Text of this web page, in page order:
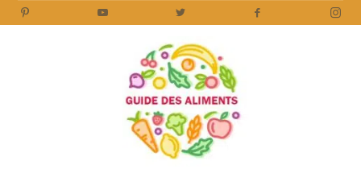
Aliments